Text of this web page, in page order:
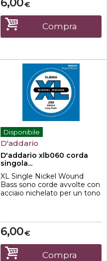
€
6,00
Compra
Disponibile
D'addario
D'addario xlb060 corda
singola...
XL Single Nickel Wound
Bass sono corde avvolte con
acciaio nichelato per un tono
€
6,00
Compra